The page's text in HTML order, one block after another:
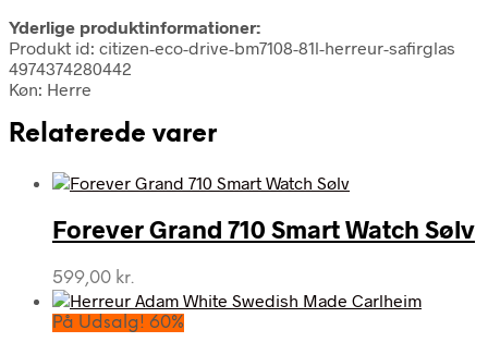
Yderlige produktinformationer:
Produkt id: citizen-eco-drive-bm7108-81l-herreur-safirglas
4974374280442
Køn: Herre
Relaterede varer
Forever Grand 710 Smart Watch Sølv
599,00 kr.
På Udsalg! 60%